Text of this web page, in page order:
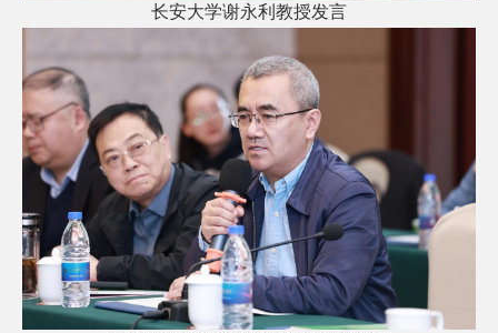
长安大学谢永利教授发言